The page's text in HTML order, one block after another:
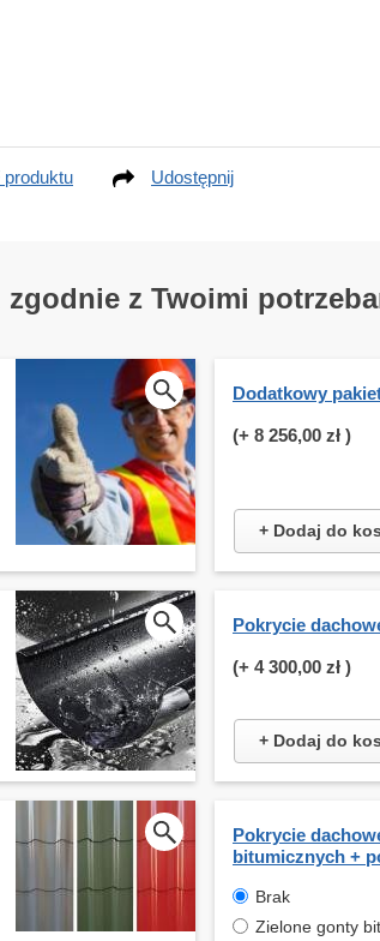
produktu Udostępnij
z Twoimi
Dodatkowy
(+ 8 256,00 zł )
+ Dodaj do
Pokrycie
(+ 4 300,00 zł )
+ Dodaj do
Pokrycie
bitumicznych +
Brak
Zielone gonty